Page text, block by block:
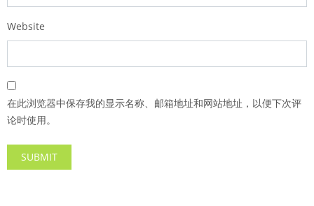
Website
在此浏览器中保存我的显示名称、邮箱地址和网站地址，以便下次评
论时使用。